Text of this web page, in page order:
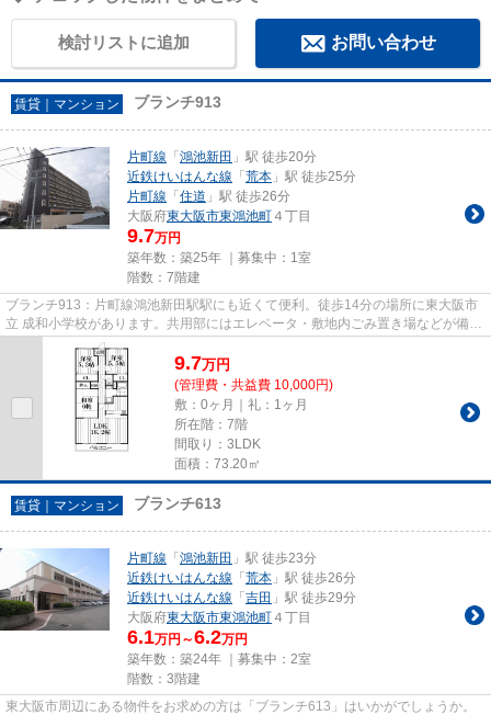
検討リストに追加 お問い合わせ
賃貸｜マンション ブランチ913
片町線 「 鴻池新田 」駅 徒歩20分
近鉄けいはんな線 「 荒本 」駅 徒歩25分
片町線 「 住道 」駅 徒歩26分
大阪府東大阪市東鴻池町 ４丁目
9.7万円
築年数：築25年 ｜募集中： 1室
階数：7階建
ブランチ913：片町線鴻池新田駅駅にも近くて便利。徒歩14分の場所に東大阪市
立 成和小学校があります。共用部にはエレベータ・敷地内ごみ置き場などが備わ
っておりとても充実していま...
9.7万円
(管理費・共益費 10,000円)
敷：0ヶ月｜礼：1ヶ月
所在階：7階
間取り：3LDK
面積：73.20㎡
賃貸｜マンション ブランチ613
片町線 「 鴻池新田 」駅 徒歩23分
近鉄けいはんな線 「 荒本 」駅 徒歩26分
近鉄けいはんな線 「 吉田 」駅 徒歩29分
大阪府東大阪市東鴻池町 ４丁目
6.1万円～6.2万円
築年数：築24年 ｜募集中： 2室
階数：3階建
東大阪市周辺にある物件をお求めの方は「ブランチ613」はいかがでしょうか。